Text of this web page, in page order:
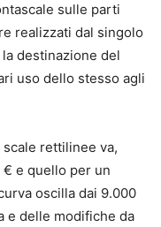
sulle parti
realizzati dal singolo
destinazione del
uso dello stesso agli
rettilinee va,
€ e quello per un
oscilla dai 9.000
e delle modifiche da